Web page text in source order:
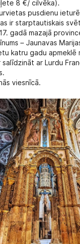
8 €/ cilvēka).
pusdienu
ir starptautiskais
gadā mazajā
– Jaunavas
katru gadu apmeklē
ar Lurdu
viesnīcā.